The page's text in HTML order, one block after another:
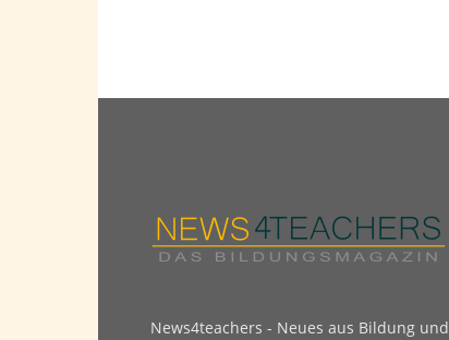
News4teachers - Neues aus Bildung und